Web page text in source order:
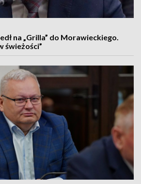
na „Grilla” do Morawieckiego.
świeżości”